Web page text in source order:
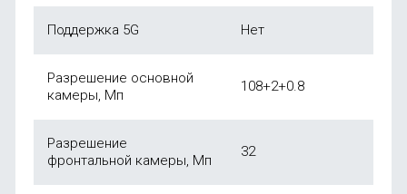
Поддержка 5G Нет
Разрешение основной
камеры, Мп
108+2+0.8
Разрешение
фронтальной камеры, Мп
32